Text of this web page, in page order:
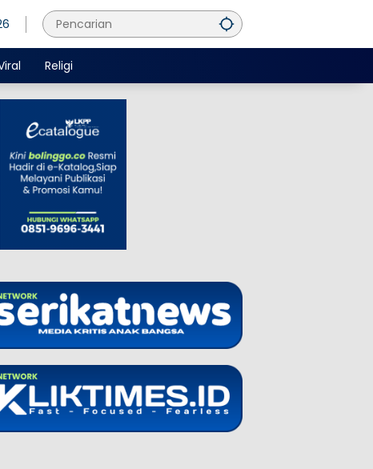
Religi